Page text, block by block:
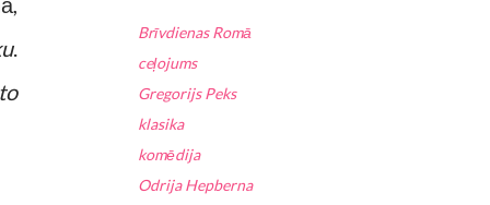
.
to
Brīvdienas Romā
ceļojums
Gregorijs Peks
klasika
komēdija
Odrija Hepberna